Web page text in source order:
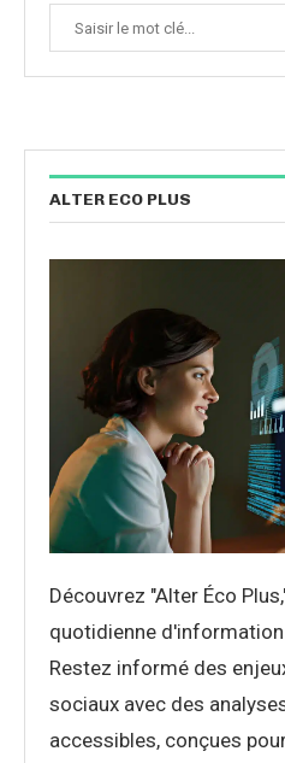
ALTER ECO PLUS
Découvrez "Alter Éco
quotidienne
Restez informé des
sociaux avec des
accessibles, conçues